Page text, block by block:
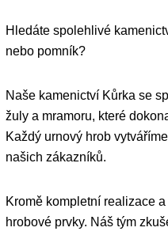
Hledáte spolehlivé
nebo pomník?
Naše kamenictví Kůrka se
žuly a mramoru, které
Každý urnový hrob
našich zákazníků.
Kromě kompletní realizace
hrobové prvky. Náš tým